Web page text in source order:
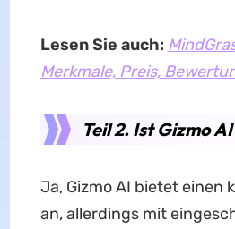
Lesen Sie auch:
Merkmale, Preis,
Teil 2. Ist Gizmo
Ja, Gizmo AI bietet einen
an, allerdings mit